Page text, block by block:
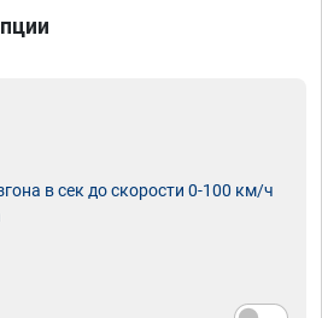
в сек до скорости 0-100 км/ч